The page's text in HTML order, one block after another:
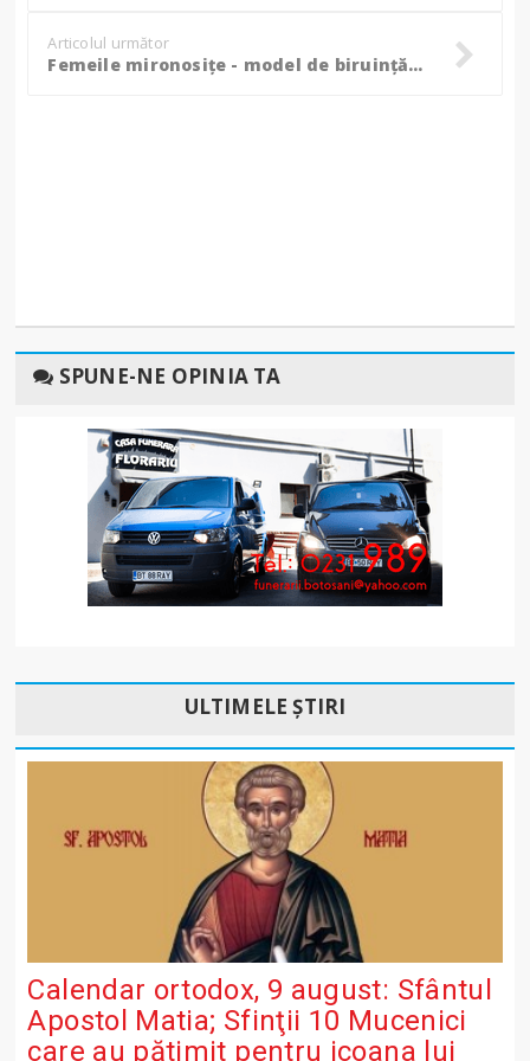
Articolul următor
Femeile mironosițe - model de biruință în încercări - VIDEO
SPUNE-NE OPINIA TA
ULTIMELE ȘTIRI
Calendar ortodox, 9 august: Sfântul
Apostol Matia; Sfinţii 10 Mucenici
care au pătimit pentru icoana lui